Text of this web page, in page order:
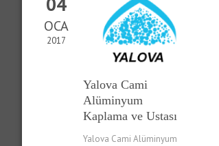
OCA
2017
Yalova Cami
Alüminyum
Kaplama ve Ustası
Yalova Cami Alüminyum